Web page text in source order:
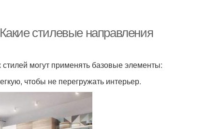
стилевые направления
могут применять базовые элементы:
чтобы не перегружать интерьер.